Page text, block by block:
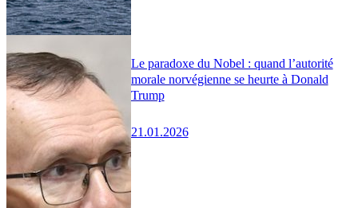
Le paradoxe du Nobel : quand l’autorité
morale norvégienne se heurte à Donald
Trump
21.01.2026